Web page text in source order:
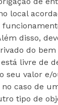
local
disso,
do
livre de
seu valor e/
caso de
tipo de